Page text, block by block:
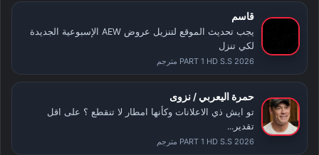
قاسم
يجب تحديث الموقع لتنزيل عروض AEW الإسبوعية الجديدة
لكي تنزل
PART 1 HD S.S 2026 مترجم
حمرة اليعربي / نزوى
تو ايش ذي الاعلانات وكأنها امطار لا تنقطع ؟ على اقل
تقدير...
PART 1 HD S.S 2026 مترجم